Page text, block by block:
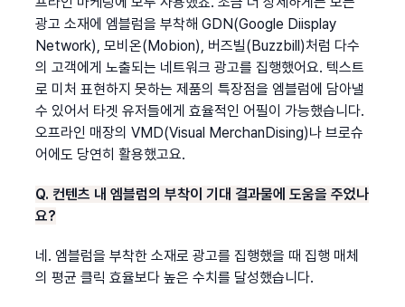
광고 소재에 엠블럼을 부착해 GDN(Google Diisplay
Network), 모비온(Mobion), 버즈빌(Buzzbill)처럼 다수
의 고객에게 노출되는 네트워크 광고를 집행했어요. 텍스트
로 미처 표현하지 못하는 제품의 특장점을 엠블럼에 담아낼
수 있어서 타겟 유저들에게 효율적인 어필이 가능했습니다.
오프라인 매장의 VMD(Visual MerchanDising)나 브로슈
어에도 당연히 활용했고요.
Q. 컨텐츠 내 엠블럼의 부착이 기대 결과물에 도움을 주었나
요?
네. 엠블럼을 부착한 소재로 광고를 집행했을 때 집행 매체
의 평균 클릭 효율보다 높은 수치를 달성했습니다.